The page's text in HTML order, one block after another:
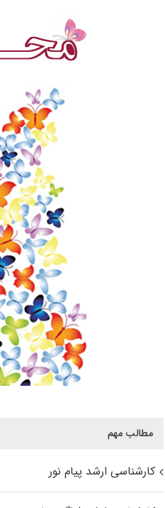
مطالب مهم
کارشناسی ارشد پیام نور